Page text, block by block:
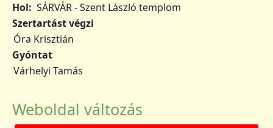
Hol
SÁRVÁR - Szent László templom
Szertartást végzi
Óra Krisztián
Gyóntat
Várhelyi Tamás
Weboldal változás